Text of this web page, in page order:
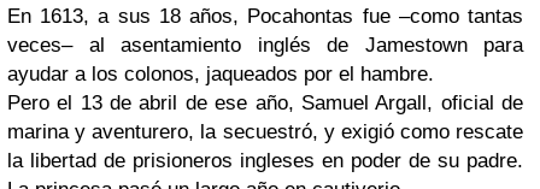
En 1613, a sus 18 años, Pocahontas fue –como tantas
veces– al asentamiento inglés de Jamestown para
ayudar a los colonos, jaqueados por el hambre.
Pero el 13 de abril de ese año, Samuel Argall, oficial de
marina y aventurero, la secuestró, y exigió como rescate
la libertad de prisioneros ingleses en poder de su padre.